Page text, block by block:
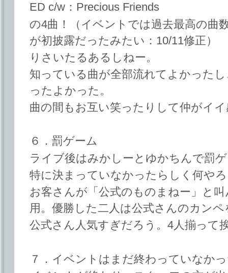
ED c/w：Precious Friends
の4曲！（イベントでは過去最高の曲
が初披露だったみたい：10/11修正）
りさいたるあるしねー。
知っている曲が全部流れてよかった
ったよかった。
曲の間もお互い笑ったりして仲がイ
６．罰ゲーム
ライブ後はみかしーとゆかちんで罰
特に決まっていなかったらしく何や
お客さんが「公式のものまねー」と
用。優勝した二人は公式さんのカン
公式さん人気すぎだろう。4人揃って
７．イベントはまだ終わっていなか